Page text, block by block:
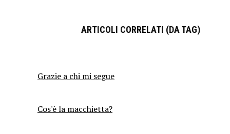
ARTICOLI CORRELATI (DA TAG)
Grazie a chi mi segue
Cos'è la macchietta?